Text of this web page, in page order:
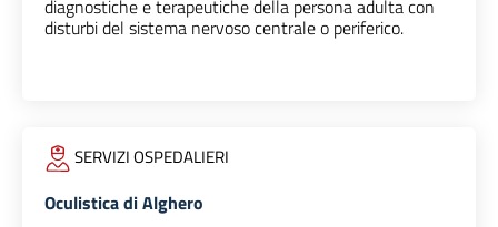
diagnostiche e terapeutiche della persona adulta con
disturbi del sistema nervoso centrale o periferico.
SERVIZI OSPEDALIERI
Oculistica di Alghero